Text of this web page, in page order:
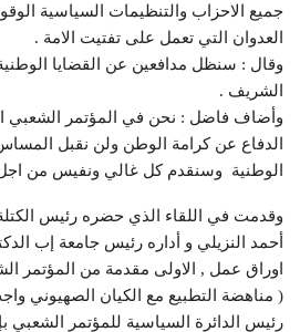
جميع الاحزاب والتنظيمات السياسية
العدوان التي تعمل على تفتيت الامة .
وقال : سنظل مدافعين عن القضايا
الشريف .
وأضاف فاضل : نحن في المؤتمر الشعبي
الدفاع عن كرامة الوطن ولن نقبل
الوطنية وسنقدم كل غالي ونفيس من
وقدمت في اللقاء الذي حضره رئيس الكتلة
أحمد النزيلي و أداره رئيس جامعة إب
اوراق عمل , الاولى مقدمة من المؤتمر
( مناهضة التطبيع مع الكيان الصهيوني
رئيس الدائرة السياسية للمؤتمر